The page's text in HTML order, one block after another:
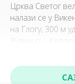
Црква Светог
налази се у
на Глогу, 300 м
Рудница –